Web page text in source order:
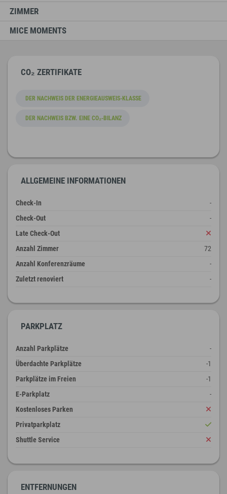
ZIMMER
MICE MOMENTS
CO₂ ZERTIFIKATE
DER NACHWEIS DER ENERGIEAUSWEIS-KLASSE
DER NACHWEIS BZW. EINE CO₂-BILANZ
ALLGEMEINE INFORMATIONEN
Check-In
-
Check-Out
-
Late Check-Out
Anzahl Zimmer
72
Anzahl Konferenzräume
-
Zuletzt renoviert
-
PARKPLATZ
Anzahl Parkplätze
-
Überdachte Parkplätze
-1
Parkplätze im Freien
-1
E-Parkplatz
-
Kostenloses Parken
Privatparkplatz
Shuttle Service
ENTFERNUNGEN